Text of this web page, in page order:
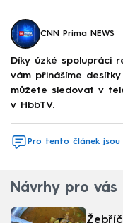
CNN Prima NEWS
Díky úzké spolupráci
vám přinášíme
můžete sledovat v
v HbbTV.
Pro tento článek
Návrhy pro vás